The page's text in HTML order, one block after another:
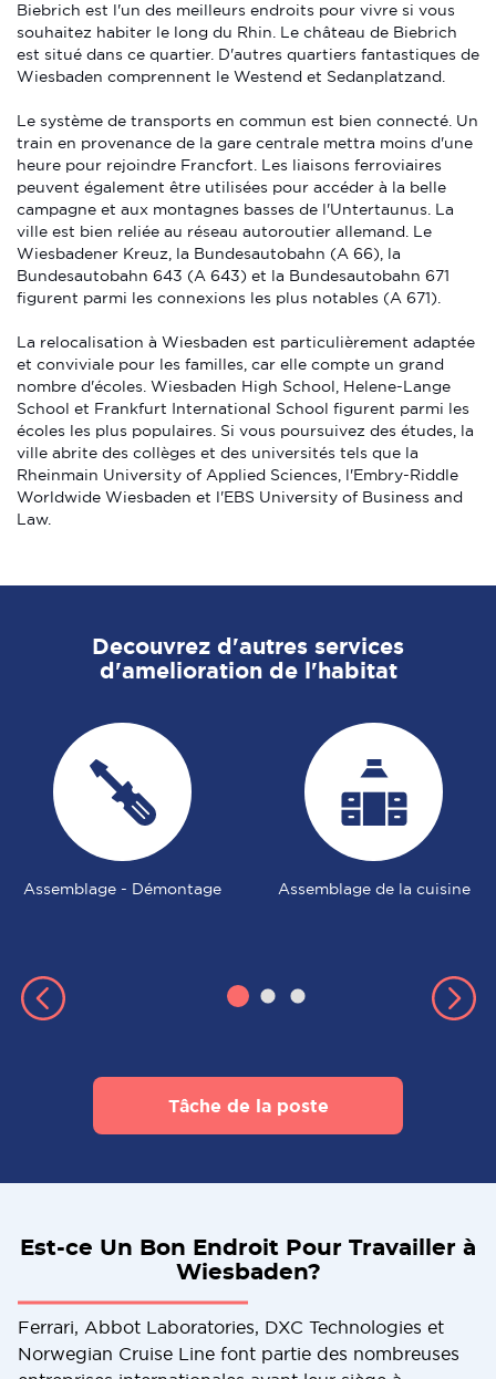
Biebrich est l'un des meilleurs endroits pour vivre si vous
souhaitez habiter le long du Rhin. Le château de Biebrich
est situé dans ce quartier. D'autres quartiers fantastiques de
Wiesbaden comprennent le Westend et Sedanplatzand.
Le système de transports en commun est bien connecté. Un
train en provenance de la gare centrale mettra moins d'une
heure pour rejoindre Francfort. Les liaisons ferroviaires
peuvent également être utilisées pour accéder à la belle
campagne et aux montagnes basses de l'Untertaunus. La
ville est bien reliée au réseau autoroutier allemand. Le
Wiesbadener Kreuz, la Bundesautobahn (A 66), la
Bundesautobahn 643 (A 643) et la Bundesautobahn 671
figurent parmi les connexions les plus notables (A 671).
La relocalisation à Wiesbaden est particulièrement adaptée
et conviviale pour les familles, car elle compte un grand
nombre d'écoles. Wiesbaden High School, Helene-Lange
School et Frankfurt International School figurent parmi les
écoles les plus populaires. Si vous poursuivez des études, la
ville abrite des collèges et des universités tels que la
Rheinmain University of Applied Sciences, l'Embry-Riddle
Worldwide Wiesbaden et l'EBS University of Business and
Law.
Decouvrez d'autres services
d'amelioration de l'habitat
Assemblage - Démontage Assemblage de la cuisine
Tâche de la poste
Est-ce Un Bon Endroit Pour Travailler à
Wiesbaden?
Ferrari, Abbot Laboratories, DXC Technologies et
Norwegian Cruise Line font partie des nombreuses